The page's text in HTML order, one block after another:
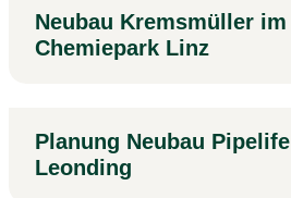
Neubau Kremsmüller im
Chemiepark Linz
Planung Neubau Pipelife
Leonding